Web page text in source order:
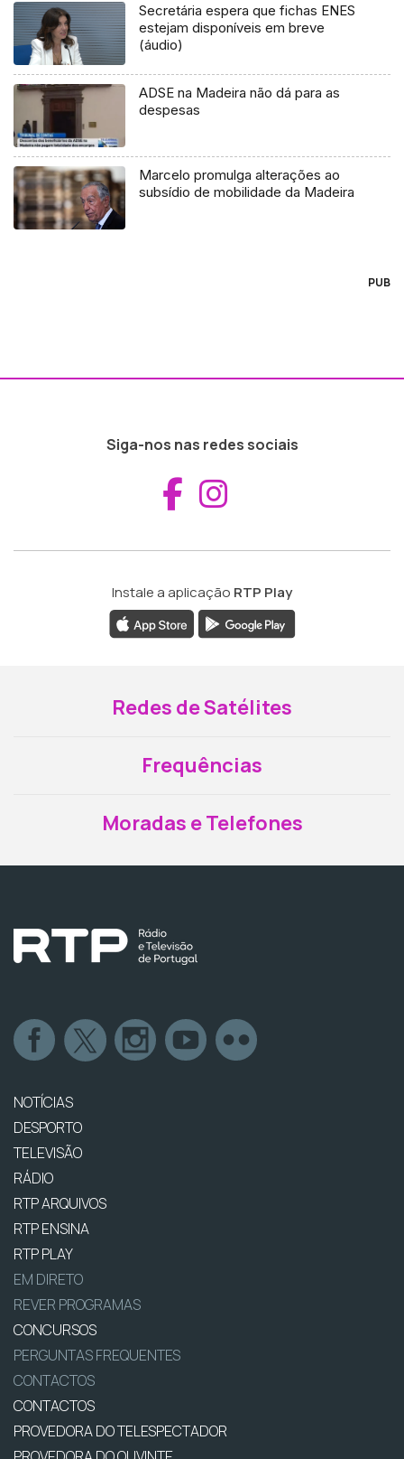
Secretária espera que fichas ENES
estejam disponíveis em breve
(áudio)
ADSE na Madeira não dá para as
despesas
Marcelo promulga alterações ao
subsídio de mobilidade da Madeira
PUB
Siga-nos nas redes sociais
Aceder ao
Instale a aplicação RTP Play
Redes de Satélites
Frequências
Moradas e Telefones
NOTÍCIAS
DESPORTO
TELEVISÃO
RÁDIO
RTP ARQUIVOS
RTP ENSINA
RTP PLAY
EM DIRETO
REVER PROGRAMAS
CONCURSOS
PERGUNTAS FREQUENTES
CONTACTOS
CONTACTOS
PROVEDORA DO TELESPECTADOR